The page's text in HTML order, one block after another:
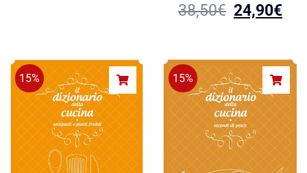
38,50€ 24,90€
15% 15%